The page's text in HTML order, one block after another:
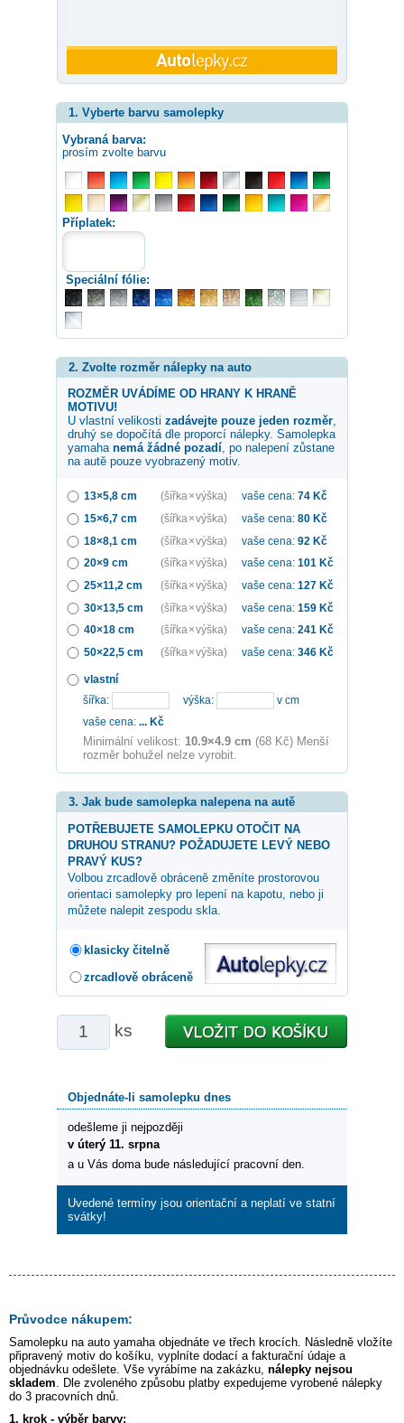
1. Vyberte barvu samolepky
Vybraná barva:
prosím zvolte barvu
Příplatek:
Speciální fólie:
2. Zvolte rozměr nálepky na auto
ROZMĚR UVÁDÍME OD HRANY K HRANĚ
MOTIVU!
U vlastní velikosti zadávejte pouze jeden rozměr,
druhý se dopočítá dle proporcí nálepky. Samolepka
yamaha nemá žádné pozadí, po nalepení zůstane
na autě pouze vyobrazený motiv.
13×5,8 cm (šířka × výška) vaše cena: 74 Kč
15×6,7 cm
(šířka × výška) vaše cena: 80 Kč
18×8,1 cm
(šířka × výška) vaše cena: 92 Kč
20×9 cm
(šířka × výška) vaše cena: 101 Kč
25×11,2 cm
(šířka × výška) vaše cena: 127 Kč
30×13,5 cm
(šířka × výška) vaše cena: 159 Kč
40×18 cm
(šířka × výška) vaše cena: 241 Kč
50×22,5 cm
(šířka × výška) vaše cena: 346 Kč
vlastní
šířka:
výška:
v cm
vaše cena: ... Kč
Minimální velikost: 10.9×4.9 cm (68 Kč) Menší
rozměr bohužel nelze vyrobit.
3. Jak bude samolepka nalepena na autě
POTŘEBUJETE SAMOLEPKU OTOČIT NA
DRUHOU STRANU? POŽADUJETE LEVÝ NEBO
PRAVÝ KUS?
Volbou zrcadlově obráceně změníte prostorovou
orientaci samolepky pro lepení na kapotu, nebo ji
můžete nalepit zespodu skla.
klasicky čitelně
zrcadlově obráceně
ks
Objednáte-li samolepku dnes
odešleme ji nejpozději
v úterý 11. srpna
a u Vás doma bude následující pracovní den.
Uvedené termíny jsou orientační a neplatí ve statní
svátky!
Průvodce nákupem:
Samolepku na auto yamaha objednáte ve třech krocích. Následně vložíte
připravený motiv do košíku, vyplníte dodací a fakturační údaje a
objednávku odešlete. Vše vyrábíme na zakázku, nálepky nejsou
skladem . Dle zvoleného způsobu platby expedujeme vyrobené nálepky
do 3 pracovních dnů.
1. krok - výběr barvy: